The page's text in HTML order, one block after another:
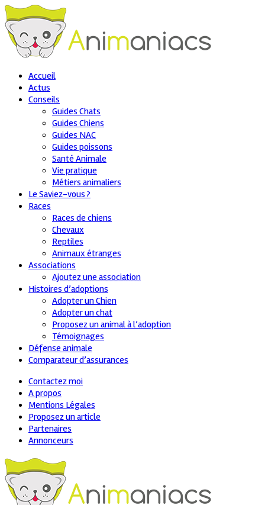
Accueil
Actus
Conseils
Guides Chats
Guides Chiens
Guides NAC
Guides poissons
Santé Animale
Vie pratique
Métiers animaliers
Le Saviez-vous ?
Races
Races de chiens
Chevaux
Reptiles
Animaux étranges
Associations
Ajoutez une association
Histoires d’adoptions
Adopter un Chien
Adopter un chat
Proposez un animal à l’adoption
Témoignages
Défense animale
Comparateur d’assurances
Contactez moi
A propos
Mentions Légales
Proposez un article
Partenaires
Annonceurs